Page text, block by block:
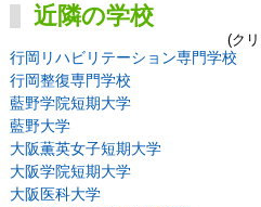
近隣の学校
(ク
行岡リハビリテーション専門学校
行岡整復専門学校
藍野学院短期大学
藍野大学
大阪薫英女子短期大学
大阪学院短期大学
大阪医科大学